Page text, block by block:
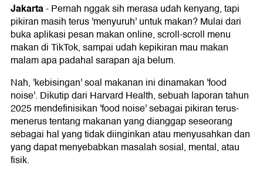
Jakarta-Pernah nggak sih merasa udah kenyang, tapi
pikiran masih terus 'menyuruh' untuk makan? Mulai dari
buka aplikasi pesan makan online, scroll-scroll menu
makan di TikTok, sampai udah kepikiran mau makan
malam apa padahal sarapan aja belum.
Nah, 'kebisingan' soal makanan ini dinamakan 'food
noise'. Dikutip dari Harvard Health, sebuah laporan tahun
2025 mendefinisikan 'food noise' sebagai pikiran terus-
menerus tentang makanan yang dianggap seseorang
sebagai hal yang tidak diinginkan atau menyusahkan dan
yang dapat menyebabkan masalah sosial, mental, atau
fisik.